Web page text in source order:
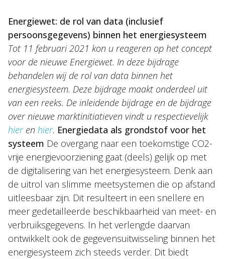
Over Holla
Onze mensen
Expertises
Topics
Internationaal
Nieuws
NL EN DE FR
Energiewet: de rol van data (inclusief
persoonsgegevens) binnen het energiesysteem
Tot 11 februari 2021 kon u reageren op het concept
voor de nieuwe Energiewet. In deze bijdrage
behandelen wij de rol van data binnen het
energiesysteem. Deze bijdrage maakt onderdeel uit
van een reeks. De inleidende bijdrage en de bijdrage
over nieuwe marktinitiatieven vindt u respectievelijk
hieren hier. Energiedata als grondstof voor het
systeem De overgang naar een toekomstige CO2-
vrije energievoorziening gaat (deels) gelijk op met
de digitalisering van het energiesysteem. Denk aan
de uitrol van slimme meetsystemen die op afstand
uitleesbaar zijn. Dit resulteert in een snellere en
meer gedetailleerde beschikbaarheid van meet- en
verbruiksgegevens. In het verlengde daarvan
ontwikkelt ook de gegevensuitwisseling binnen het
energiesysteem zich steeds verder. Dit biedt